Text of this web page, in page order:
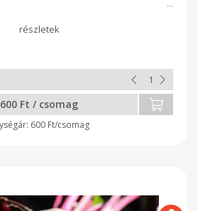
600 Ft / csomag
600 Ft/csomag